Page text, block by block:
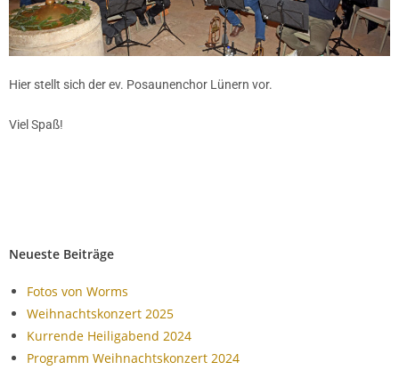
Hier stellt sich der ev. Posaunenchor Lünern vor.
Viel Spaß!
Neueste Beiträge
Fotos von Worms
Weihnachtskonzert 2025
Kurrende Heiligabend 2024
Programm Weihnachtskonzert 2024